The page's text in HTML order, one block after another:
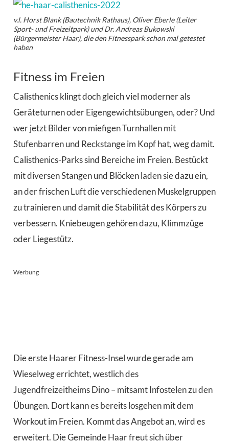
v.l. Horst Blank (Bautechnik Rathaus), Oliver Eberle (Leiter
Sport- und Freizeitpark) und Dr. Andreas Bukowski
(Bürgermeister Haar), die den Fitnesspark schon mal getestet
haben
Fitness im Freien
Calisthenics klingt doch gleich viel moderner als
Geräteturnen oder Eigengewichtsübungen, oder? Und
wer jetzt Bilder von miefigen Turnhallen mit
Stufenbarren und Reckstange im Kopf hat, weg damit.
Calisthenics-Parks sind Bereiche im Freien. Bestückt
mit diversen Stangen und Blöcken laden sie dazu ein,
an der frischen Luft die verschiedenen Muskelgruppen
zu trainieren und damit die Stabilität des Körpers zu
verbessern. Kniebeugen gehören dazu, Klimmzüge
oder Liegestütz.
Werbung
Die erste Haarer Fitness-Insel wurde gerade am
Wieselweg errichtet, westlich des
Jugendfreizeitheims Dino – mitsamt Infostelen zu den
Übungen. Dort kann es bereits losgehen mit dem
Workout im Freien. Kommt das Angebot an, wird es
erweitert. Die Gemeinde Haar freut sich über